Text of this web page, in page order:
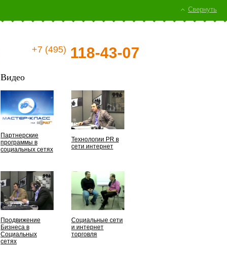
Свернуть
+7 (495) 118-43-07
Видео
Партнерские
программы в
социальных сетях
Технологии PR в
сети интернет
Продвижение
Бизнеса в
Социальных
сетях
Социальные сети
и интернет
торговля